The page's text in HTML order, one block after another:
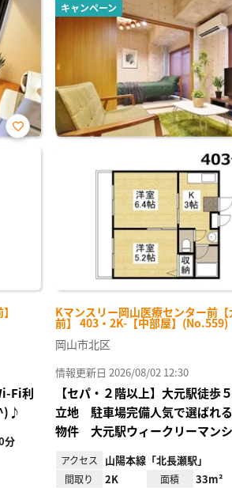
お気
Fi利
分
キャンペーン
Kマンスリー岡山医療センター前【
前】 403・2K-【中部屋】(No.559)
岡山市北区
情報更新日 2026/08/02 12:30
【セパ・２階以上】大元駅徒歩
立地 駐車場完備人気で選ばれ
物件 大元駅ウィークリーマンシ
アクセス 山陽本線「北長瀬駅」
間取り 2K 面積 33m²